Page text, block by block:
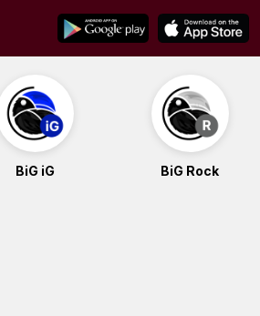
BiG iG BiG Rock